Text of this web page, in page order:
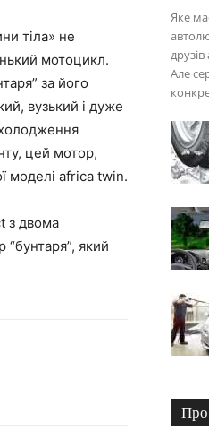
тіла» не
мотоцикл.
за його
вузький і дуже
цей мотор,
моделі africa twin.
з двома
який
Яке
Але
Про